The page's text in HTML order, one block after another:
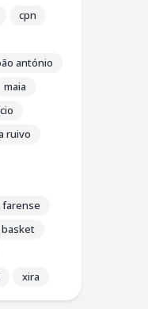
cpn
antónio
maia
ruivo
farense
xira